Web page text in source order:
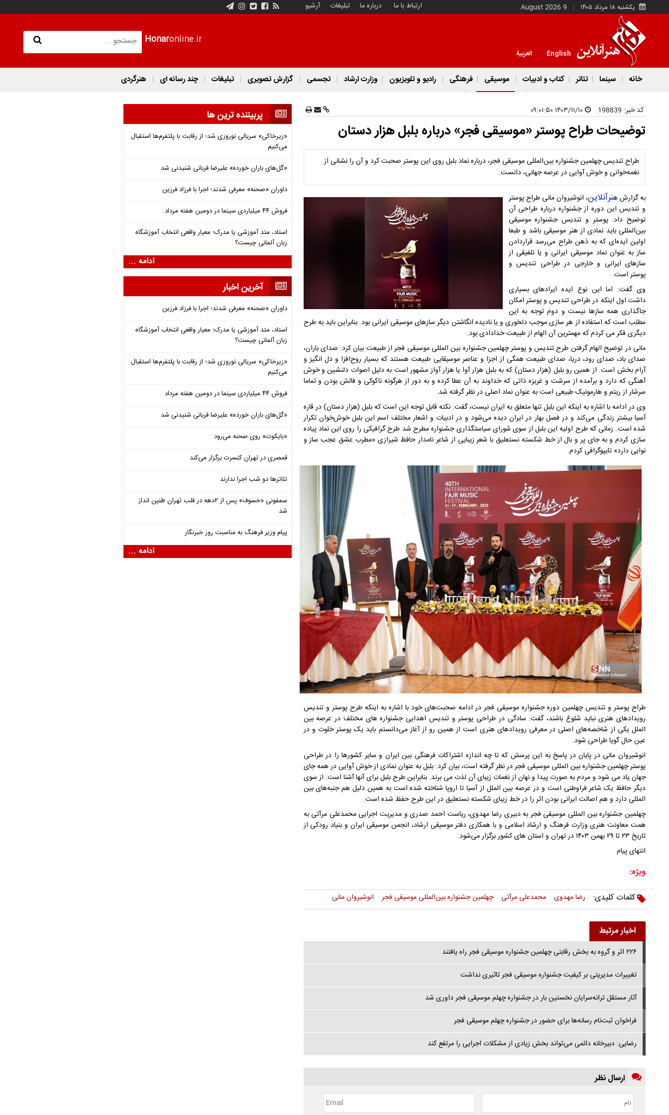
یکشنبه ۱۸ مرداد ۱۴۰۵ 9 August 2026 ارتباط با ما درباره ما تبلیغات آرشیو
Honaronline.ir
English العربية
خانه سینما تئاتر کتاب و ادبیات موسیقی فرهنگی رادیو و تلویزیون وزارت ارشاد تجسمی گزارش تصویری تبلیغات چند رسانه ای هنرگردی
کد خبر: 198839
توضیحات طراح پوستر «موسیقی فجر» درباره بلبل هزار دستان
طراح تندیس چهلمین جشنواره بین‌المللی موسیقی فجر، درباره نماد بلبل روی این پوستر صحبت کرد و آن را نشانی از
نغمه‌خوانی و خوش آوایی در عرصه جهانی، دانست.
به گزارش هنرآنلاین، انوشیروان مانی طراح پوستر
و تندیس این دوره از جشنواره درباره طراحی آن
توضیح داد: پوستر و تندیس جشنواره موسیقی
بین‌المللی باید نمادی از هنر موسیقی باشد و طبعا
اولین ایده‌ای که به ذهن طراح می‌رسد قراردادن
ساز به عنوان نماد موسیقی ایرانی و یا تلفیقی از
سازهای ایرانی و خارجی در طراحی تندیس و
پوستر است.
وی گفت: اما این نوع ایده ایرادهای بسیاری
داشت اول اینکه در طراحی تندیس و پوستر امکان
جاگذاری همه سازها نیست و دوم توجه به این
مطلب است که استفاده از هر سازی موجب دلخوری و یا نادیده انگاشتن دیگر سازهای موسیقی ایرانی بود. بنابراین باید به طرح
دیگری فکر می کردم که مهمترین آن الهام از طبیعت خدادادی بود.
مانی در توضیح الهام گرفتن طرح تندیس و پوستر چهلمین جشنواره بین المللی موسیقی فجر از طبیعت بیان کرد: صدای باران،
صدای باد، صدای رود، دریا، صدای طبیعت همگی از اجزا و عناصر موسیقایی طبیعت هستند که بسیار روح‌افزا و دل انگیز و
آرام بخش است. از همین رو بلبل (هزار دستان) که به بلبل هزار آوا یا هزار آواز مشهور است به دلیل اصوات دلنشین و خوش
آهنگی که دارد و برآمده از سرشت و غریزه ذاتی که خداوند به آن عطا کرده و به دور از هرگونه ناکوکی و فالش بودن و تماما
سرشار از ریتم و هارمونیک طبیعی است به عنوان نماد اصلی در نظر گرفته شد.
وی در ادامه با اشاره به اینکه این بلبل تنها متعلق به ایران نیست، گفت: نکته قابل توجه این است که بلبل (هزار دستان) در قاره
آسیا بیشتر زندگی می‌کند و در فصل بهار در ایران دیده می‌شود و در ادبیات و اشعار مختلف اسم این بلبل خوش‌خوان تکرار
شده است. زمانی که طرح اولیه این بلبل از سوی شورای سیاستگذاری جشنواره مطرح شد طرح گرافیکی را روی این نماد پیاده
سازی کردم و به جای پر و بال از خط شکسته نستعلیق با شعر زیبایی از شاعر نامدار حافظ شیرازی «مطرب عشق عجب ساز و
نوایی دارد» تایپوگرافی کردم.
طراح پوستر و تندیس چهلمین دوره جشنواره موسیقی فجر در ادامه صحبت‌های خود با اشاره به اینکه طرح پوستر و تندیس
رویدادهای هنری نباید شلوغ باشند، گفت: سادگی در طراحی پوستر و تندیس اهدایی جشنواره های مختلف در عرصه بین
الملل یکی از شاخصه‌های اصلی در معرفی رویدادهای هنری است از همین رو از آغاز می‌دانستم باید یک پوستر خلوت و در
عین حال گویا طراحی شود.
انوشیروان مانی در پایان در پاسخ به این پرسش که تا چه اندازه اشتراکات فرهنگی بین ایران و سایر کشورها را در طراحی
پوستر چهلمین جشنواره بین المللی موسیقی فجر در نظر گرفته است، بیان کرد: بلبل به عنوان نمادی از خوش آوایی در همه جای
جهان یاد می شود و مردم به صورت پیدا و نهان از نغمات زیبای آن لذت می برند. بنابراین طرح بلبل برای آنها آشنا است. از سوی
دیگر حافظ یک شاعر فراوطنی است و در عرصه بین الملل از آسیا تا اروپا شناخته شده است به همین دلیل هم جنبه‌های بین
المللی دارد و هم اصالت ایرانی بودن اثر را در خط زیبای شکسته نستعلیق در این طرح حفظ شده است.
چهلمین جشنواره بین المللی موسیقی فجر به دبیری رضا مهدوی، ریاست احمد صدری و مدیریت اجرایی محمدعلی مرآتی به
همت معاونت هنری وزارت فرهنگ و ارشاد اسلامی و با همکاری دفتر موسیقی ارشاد، انجمن موسیقی ایران و بنیاد رودکی از
تاریخ ۲۳ تا ۲۹ بهمن ۱۴۰۳ در تهران و استان های کشور برگزار می‌شود.
انتهای پیام
ویژه:
کلمات کلیدی:
رضا مهدوی محمدعلی مرآتی چهلمین جشنواره بین‌المللی موسیقی فجر انوشیروان مانی
اخبار مرتبط
۲۲۶ اثر و گروه به بخش رقابتی چهلمین جشنواره موسیقی فجر راه یافتند
تغییرات مدیریتی بر کیفیت جشنواره موسیقی فجر تاثیری نداشت
آثار مستقل ترانه‌سرایان نخستین بار در جشنواره چهلم موسیقی فجر داوری شد
فراخوان ثبت‌نام رسانه‌ها برای حضور در جشنواره چهلم موسیقی فجر
رضایی: دبیرخانه دائمی می‌تواند بخش زیادی از مشکلات اجرایی را مرتفع کند
ارسال نظر
پربیننده ترین ها
«زیرخاکی» سریالی نوروزی شد؛ از رقابت با پلتفرم‌ها استقبال
می‌کنیم
«گل‌های باران خورده» علیرضا قربانی شنیدنی شد
داوران «صحنه» معرفی شدند؛ اجرا با فرزاد فرزین
فروش ۴۴ میلیاردی سینما در دومین هفته‌ مرداد
استاد، متد آموزشی یا مدرک؛ معیار واقعی انتخاب آموزشگاه
زبان آلمانی چیست؟
ادامه ...
آخرین اخبار
داوران «صحنه» معرفی شدند؛ اجرا با فرزاد فرزین
استاد، متد آموزشی یا مدرک؛ معیار واقعی انتخاب آموزشگاه
زبان آلمانی چیست؟
«زیرخاکی» سریالی نوروزی شد؛ از رقابت با پلتفرم‌ها استقبال
می‌کنیم
فروش ۴۴ میلیاردی سینما در دومین هفته‌ مرداد
«گل‌های باران خورده» علیرضا قربانی شنیدنی شد
«بایکوت» روی صحنه می‌رود
قمصری در تهران کنسرت برگزار می‌کند
تئاترها دو شب اجرا ندارند
سمفونی «خسوف» پس از ۲دهه در قلب تهران طنین انداز
شد
پیام وزیر فرهنگ به مناسبت روز خبرنگار
ادامه ...